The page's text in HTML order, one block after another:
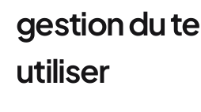
gestion du
utiliser